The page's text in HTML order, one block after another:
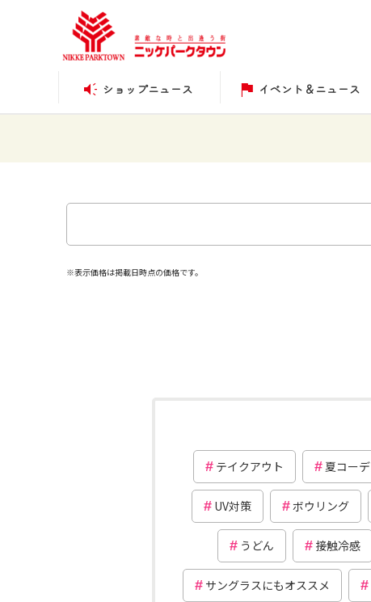
ショップニュース イベント＆ニュース
※表示価格は掲載日時点の価格です。
テイクアウト 夏コーデ
UV対策 ボウリング
うどん 接触冷感
サングラスにもオススメ